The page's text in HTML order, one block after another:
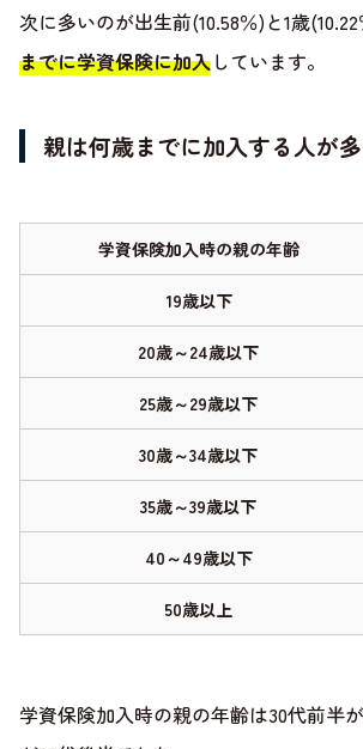
次に多いのが出生前(10.58％)と1歳(10.22
までに学資保険に加入しています。
親は何歳までに加入する人が
学資保険加入時の親の年齢
19歳以下
20歳～24歳以下
25歳～29歳以下
30歳～34歳以下
35歳～39歳以下
40～49歳以下
50歳以上
学資保険加入時の親の年齢は30代前半